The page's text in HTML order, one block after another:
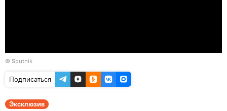
© Sputnik
Подписаться
Эксклюзив